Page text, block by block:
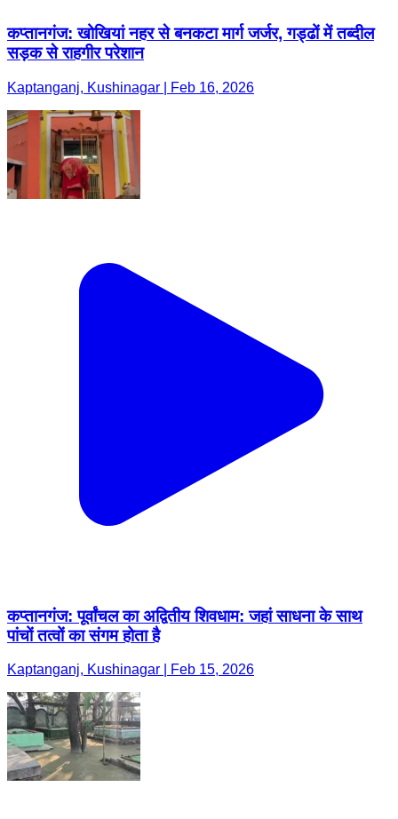
कप्तानगंज: खोखियां नहर से बनकटा मार्ग जर्जर, गड्ढों में तब्दील
सड़क से राहगीर परेशान
Kaptanganj, Kushinagar | Feb 16, 2026
कप्तानगंज: पूर्वांचल का अद्वितीय शिवधाम: जहां साधना के साथ
पांचों तत्वों का संगम होता है
Kaptanganj, Kushinagar | Feb 15, 2026